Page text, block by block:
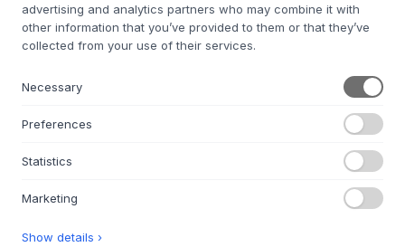
JULIE DAMHUS
5 VARIANTES
4-6 SEMANAS DE PLAZO DE
advertising and analytics partners who may combine it with
other information that you’ve provided to them or that they’ve
collected from your use of their services.
Necessary
Preferences
Statistics
Marketing
Show details ›